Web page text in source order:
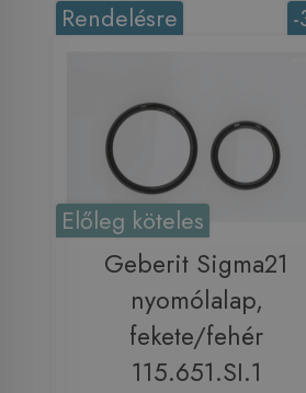
Rendelésre
Előleg köteles
Geberit Sigma21
nyomólalap,
fekete/fehér
115.651.SI.1